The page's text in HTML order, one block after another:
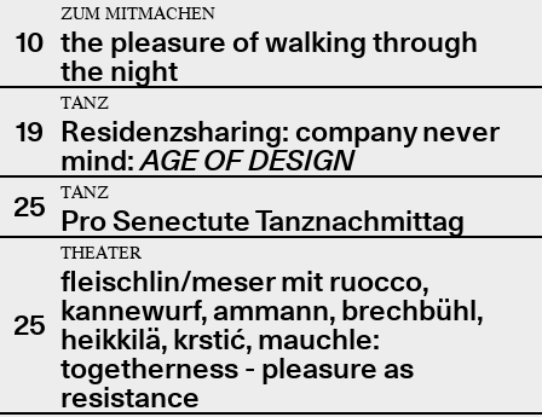
10
ZUM MITMACHEN
the pleasure of walking through
the night
19
TANZ
Residenzsharing: company never
mind:AGE OF DESIGN
25
TANZ
Pro Senectute Tanznachmittag
25
THEATER
fleischlin/meser mit ruocco,
kannewurf, ammann, brechbühl,
heikkilä, krstić, mauchle:
togetherness - pleasure as
resistance